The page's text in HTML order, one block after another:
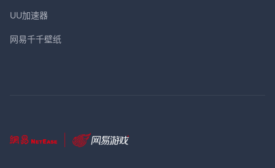
UU加速器
网易千千壁纸